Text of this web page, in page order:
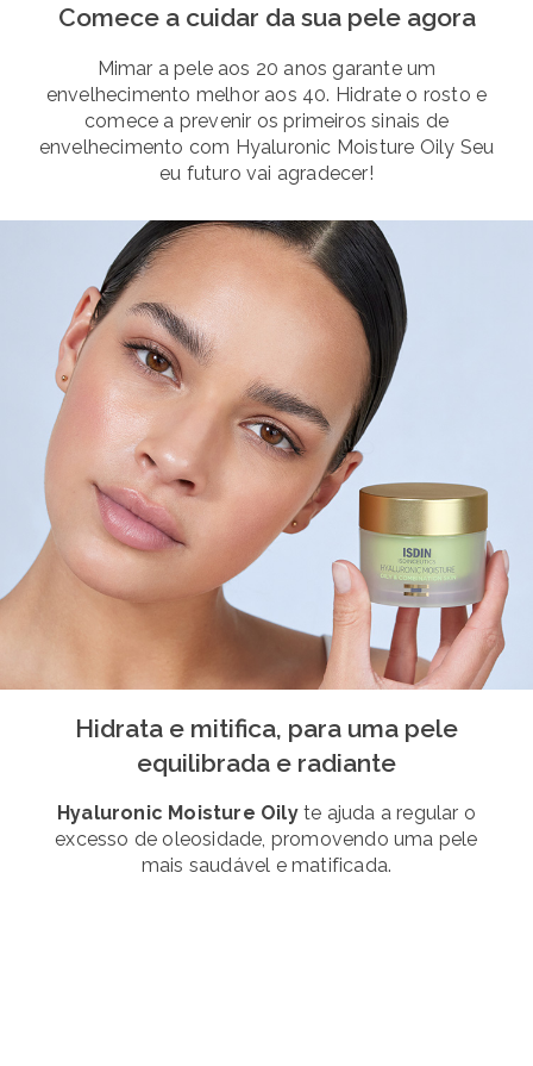
Comece a cuidar da sua pele agora
Mimar a pele aos 20 anos garante um
envelhecimento melhor aos 40. Hidrate o rosto e
comece a prevenir os primeiros sinais de
envelhecimento com Hyaluronic Moisture Oily Seu
eu futuro vai agradecer!
Hidrata e mitifica, para uma pele
equilibrada e radiante
Hyaluronic Moisture Oily te ajuda a regular o
excesso de oleosidade, promovendo uma pele
mais saudável e matificada.